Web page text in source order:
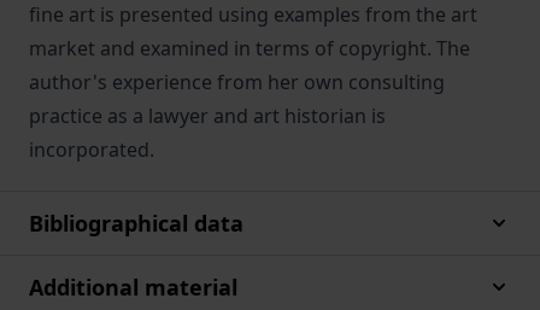
fine art is presented using examples from the art
market and examined in terms of copyright. The
author's experience from her own consulting
practice as a lawyer and art historian is
incorporated.
Bibliographical data
Additional material